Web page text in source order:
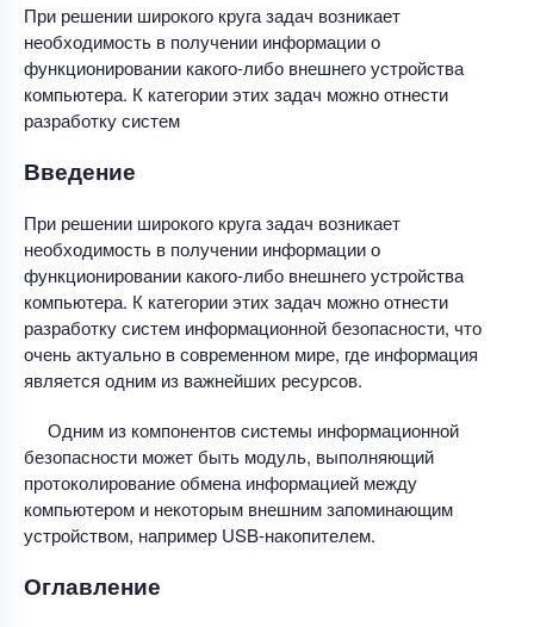
При решении широкого круга задач возникает
необходимость в получении информации о
функционировании какого-либо внешнего устройства
компьютера. К категории этих задач можно отнести
разработку систем
Введение
При решении широкого круга задач возникает
необходимость в получении информации о
функционировании какого-либо внешнего устройства
компьютера. К категории этих задач можно отнести
разработку систем информационной безопасности, что
очень актуально в современном мире, где информация
является одним из важнейших ресурсов.
Одним из компонентов системы информационной
безопасности может быть модуль, выполняющий
протоколирование обмена информацией между
компьютером и некоторым внешним запоминающим
устройством, например USB-накопителем.
Оглавление